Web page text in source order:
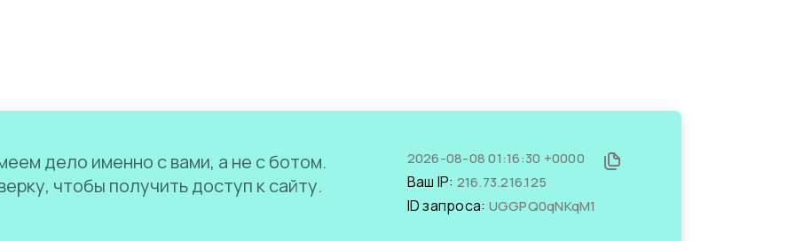
дело именно с вами, а не с ботом.
чтобы получить доступ к сайту.
2026-08-08 01:16:30 +0000
Ваш IP: 216.73.216.125
ID запроса: UGGPQ0qNKqM1